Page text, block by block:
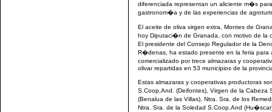
diferenciada representan un aliciente m�s
gastronom�a y de las experiencias de
El aceite de oliva virgen extra, Montes de
hoy Diputaci�n de Granada, con motivo de
El presidente del Consejo Regulador de la
R�denas, ha estado presente en la feria
comercializado por trece almazaras y
olivar repartidas en 53 municipios de la
Estas almazaras y cooperativas productoras
S.Coop.And. (Deifontes), Virgen de la
(Benalua de las Villas), Ntra. Sra. de los
Ntra. Sra. de la Soledad S.Coop.And